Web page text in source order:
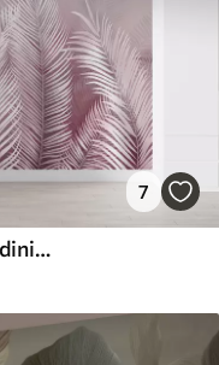
7
Bijele palme na ružičastoj pozadini. u ružičastim bojama